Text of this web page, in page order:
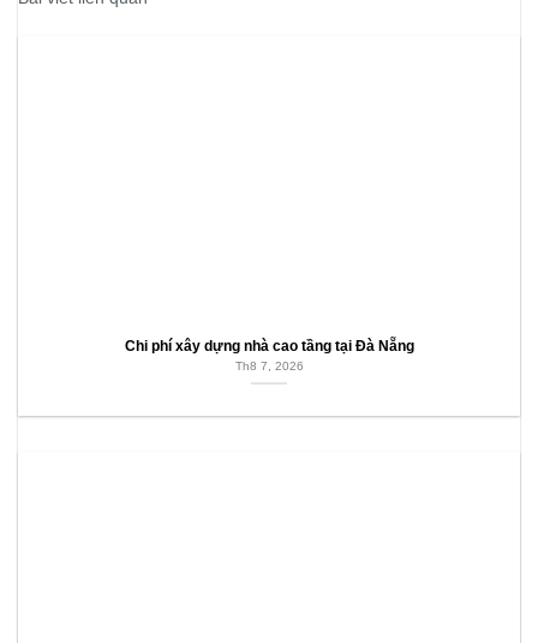
Chi phí xây dựng nhà cao tầng tại Đà Nẵng
Th8 7, 2026